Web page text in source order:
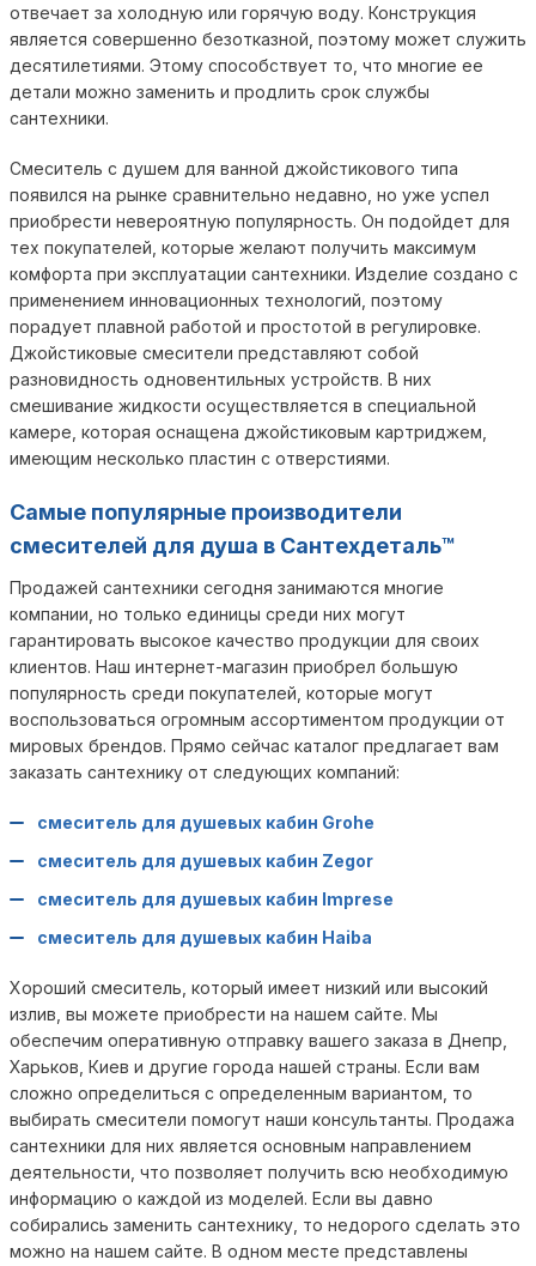
отвечает за холодную или горячую воду. Конструкция
является совершенно безотказной, поэтому может служить
десятилетиями. Этому способствует то, что многие ее
детали можно заменить и продлить срок службы
сантехники.
Смеситель с душем для ванной джойстикового типа
появился на рынке сравнительно недавно, но уже успел
приобрести невероятную популярность. Он подойдет для
тех покупателей, которые желают получить максимум
комфорта при эксплуатации сантехники. Изделие создано с
применением инновационных технологий, поэтому
порадует плавной работой и простотой в регулировке.
Джойстиковые смесители представляют собой
разновидность одновентильных устройств. В них
смешивание жидкости осуществляется в специальной
камере, которая оснащена джойстиковым картриджем,
имеющим несколько пластин с отверстиями.
Самые популярные производители
смесителей для душа в Сантехдеталь™
Продажей сантехники сегодня занимаются многие
компании, но только единицы среди них могут
гарантировать высокое качество продукции для своих
клиентов. Наш интернет-магазин приобрел большую
популярность среди покупателей, которые могут
воспользоваться огромным ассортиментом продукции от
мировых брендов. Прямо сейчас каталог предлагает вам
заказать сантехнику от следующих компаний:
смеситель для душевых кабин Grohe
смеситель для душевых кабин Zegor
смеситель для душевых кабин Imprese
смеситель для душевых кабин Haiba
Хороший смеситель, который имеет низкий или высокий
излив, вы можете приобрести на нашем сайте. Мы
обеспечим оперативную отправку вашего заказа в Днепр,
Харьков, Киев и другие города нашей страны. Если вам
сложно определиться с определенным вариантом, то
выбирать смесители помогут наши консультанты. Продажа
сантехники для них является основным направлением
деятельности, что позволяет получить всю необходимую
информацию о каждой из моделей. Если вы давно
собирались заменить сантехнику, то недорого сделать это
можно на нашем сайте. В одном месте представлены